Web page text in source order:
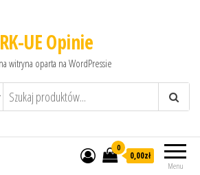
RK-UE Opinie
witryna oparta na WordPressie
Menu
0
0,00zł